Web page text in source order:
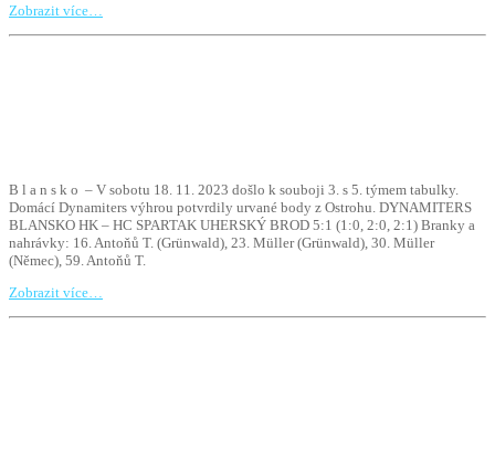
Zobrazit více…
B l a n s k o – V sobotu 18. 11. 2023 došlo k souboji 3. s 5. týmem tabulky.
Domácí Dynamiters výhrou potvrdily urvané body z Ostrohu. DYNAMITERS
BLANSKO HK – HC SPARTAK UHERSKÝ BROD 5:1 (1:0, 2:0, 2:1) Branky a
nahrávky: 16. Antoňů T. (Grünwald), 23. Müller (Grünwald), 30. Müller
(Němec), 59. Antoňů T.
Zobrazit více…